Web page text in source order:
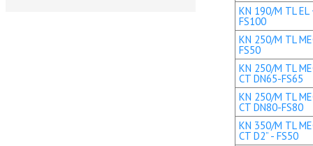
KN 190/M TL EL
FS100
KN 250/M TL
FS50
KN 250/M TL
CT DN65-FS65
KN 250/M TL
CT DN80-FS80
KN 350/M TL
CT D2” - FS50